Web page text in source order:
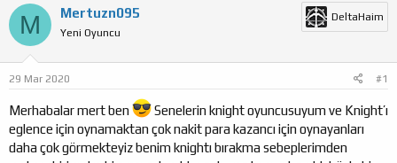
n
u
l
a
t
ş
a
ç
t
a
r
M Mertuzn095
Yeni Oyuncu
DeltaHaim
29 Mar 2020 #1
Merhabalar mert ben
Senelerin knight oyuncusuyum ve Knight’ı
eglence için oynamaktan çok nakit para kazancı için oynayanları
daha çok görmekteyiz benim knightı bırakma sebeplerimden